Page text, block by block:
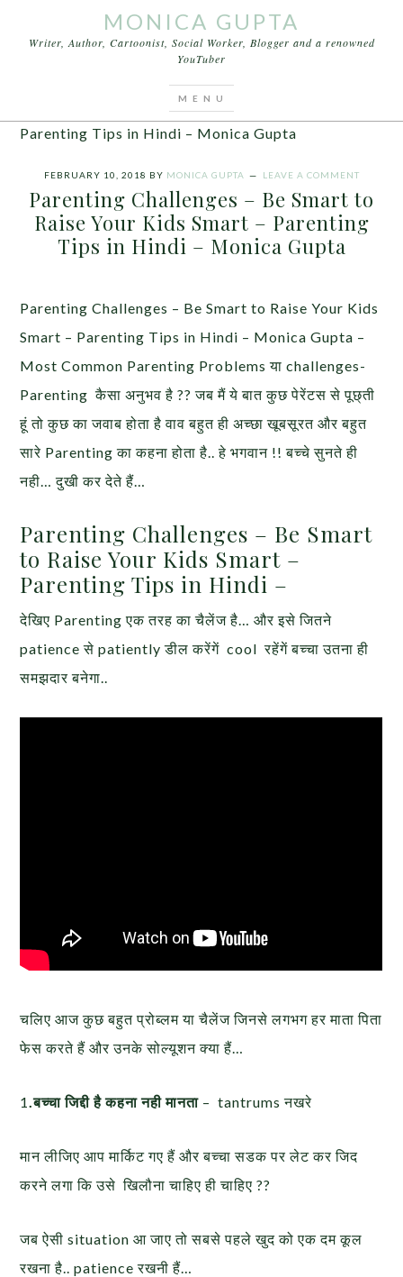
MONICA GUPTA
Writer, Author, Cartoonist, Social Worker, Blogger and a renowned
YouTuber
Challenges – Be Smart to Raise Your Kids Smart –
Parenting Tips in Hindi – Monica Gupta
FEBRUARY 10, 2018 BY MONICA GUPTA LEAVE A COMMENT
Parenting Challenges – Be Smart to
Raise Your Kids Smart – Parenting
Tips in Hindi – Monica Gupta
Parenting Challenges – Be Smart to Raise Your Kids
Smart – Parenting Tips in Hindi – Monica Gupta –
Most Common Parenting Problems या challenges-
Parenting कैसा अनुभव है ?? जब मैं ये बात कुछ पेरेंटस से पूछ्ती
हूं तो कुछ का जवाब होता है वाव बहुत ही अच्छा खूबसूरत और बहुत
सारे Parenting का कहना होता है.. हे भगवान !! बच्चे सुनते ही
नही… दुखी कर देते हैं…
Parenting Challenges – Be Smart
to Raise Your Kids Smart –
Parenting Tips in Hindi –
देखिए Parenting एक तरह का चैलेंज है… और इसे जितने
patience से patiently डील करेंगें cool रहेंगें बच्चा उतना ही
समझदार बनेगा..
चलिए आज कुछ बहुत प्रोब्लम या चैलेंज जिनसे लगभग हर माता पिता
फेस करते हैं और उनके सोल्यूशन क्या हैं…
1.बच्चा जिद्दी है कहना नही मानता – tantrums नखरे
मान लीजिए आप मार्किट गए हैं और बच्चा सडक पर लेट कर जिद
करने लगा कि उसे खिलौना चाहिए ही चाहिए ??
जब ऐसी situation आ जाए तो सबसे पहले खुद को एक दम कूल
रखना है.. patience रखनी हैं…